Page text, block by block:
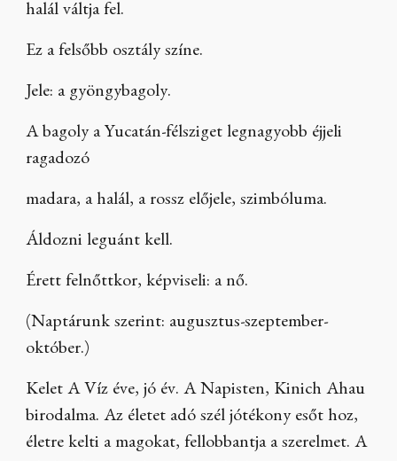
halál váltja fel.
Ez a felsőbb osztály színe.
Jele: a gyöngybagoly.
A bagoly a Yucatán-félsziget legnagyobb éjjeli
ragadozó
madara, a halál, a rossz előjele, szimbóluma.
Áldozni leguánt kell.
Érett felnőttkor, képviseli: a nő.
(Naptárunk szerint: augusztus-szeptember-
október.)
Kelet A Víz éve, jó év. A Napisten, Kinich Ahau
birodalma. Az életet adó szél jótékony esőt hoz,
életre kelti a magokat, fellobbantja a szerelmet. A